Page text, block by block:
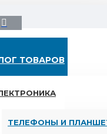
ТОВАРОВ
ТЕЛЕФОНЫ И